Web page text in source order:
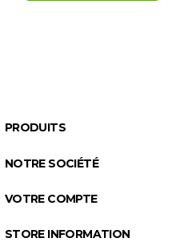
PRODUITS
NOTRE SOCIÉTÉ
VOTRE COMPTE
STORE INFORMATION